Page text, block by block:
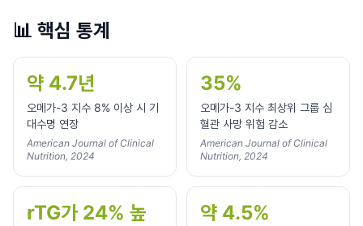
📊 핵심 통계
약 4.7년
오메가-3 지수 8% 이상 시 기
대수명 연장
American Journal of Clinical
Nutrition, 2024
35%
오메가-3 지수 최상위 그룹 심
혈관 사망 위험 감소
American Journal of Clinical
Nutrition, 2024
rTG가 24% 높
약 4.5%